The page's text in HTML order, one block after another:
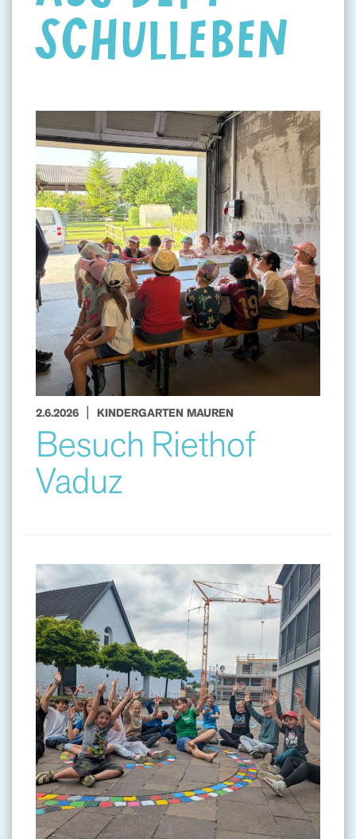
SCHULLEBEN
2.6.2026 | KINDERGARTEN MAUREN
Besuch Riethof
Vaduz